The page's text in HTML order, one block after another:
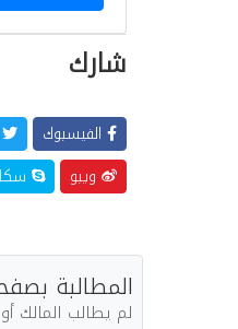
شارك
الفيسبوك
ويبو
المطالبة
لم يطالب المالك